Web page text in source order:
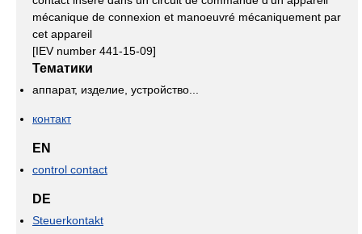
mécanique de connexion et manoeuvré mécaniquement par
cet appareil
[IEV number 441-15-09]
Тематики
аппарат, изделие, устройство...
контакт
EN
control contact
DE
Steuerkontakt